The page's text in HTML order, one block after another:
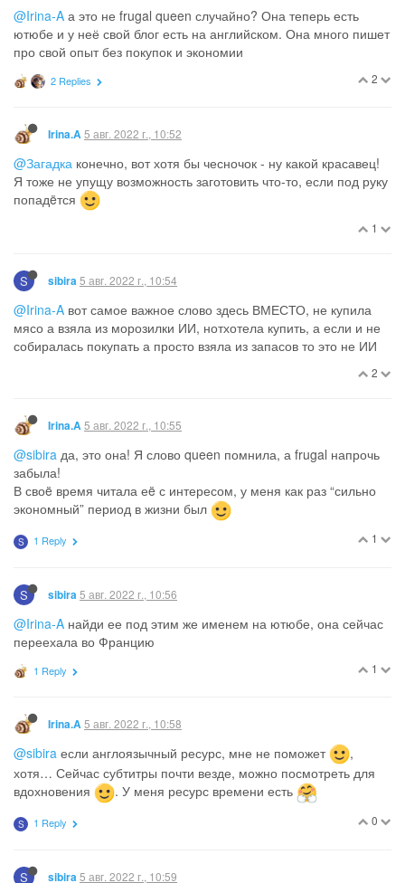
@Irina-A а это не frugal queen случайно? Она теперь есть
ютюбе и у неё свой блог есть на английском. Она много пишет
про свой опыт без покупок и экономии
2
2 Replies
Irina.A5 авг. 2022 г., 10:52
@Загадка конечно, вот хотя бы чесночок - ну какой красавец!
Я тоже не упущу возможность заготовить что-то, если под руку
попадëтся
1
S sibira 5 авг. 2022 г., 10:54
@Irina-A вот самое важное слово здесь ВМЕСТО, не купила
мясо а взяла из морозилки ИИ, нотхотела купить, а если и не
собиралась покупать а просто взяла из запасов то это не ИИ
2
Irina.A5 авг. 2022 г., 10:55
@sibira да, это она! Я слово queen помнила, а frugal напрочь
забыла!
В своë время читала еë с интересом, у меня как раз “сильно
экономный” период в жизни был
1
S 1 Reply
S sibira 5 авг. 2022 г., 10:56
@Irina-A найди ее под этим же именем на ютюбе, она сейчас
переехала во Францию
1
1 Reply
Irina.A5 авг. 2022 г., 10:58
@sibira если англоязычный ресурс, мне не поможет
,
хотя… Сейчас субтитры почти везде, можно посмотреть для
вдохновения
. У меня ресурс времени есть
0
S 1 Reply
S sibira 5 авг. 2022 г., 10:59